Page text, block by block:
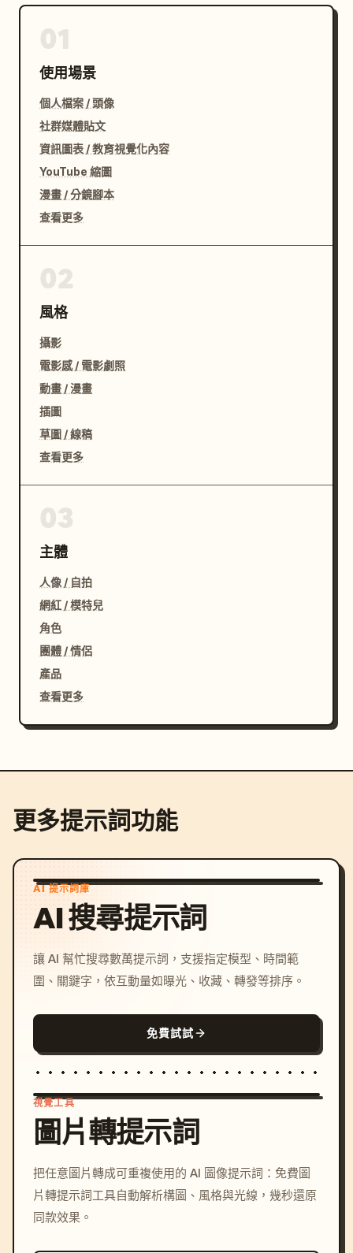
使用場景
個人檔案 / 頭像
社群媒體貼文
資訊圖表 / 教育視覺化內容
YouTube 縮圖
漫畫 / 分鏡腳本
查看更多
風格
攝影
電影感 / 電影劇照
動畫 / 漫畫
插圖
草圖 / 線稿
查看更多
主體
人像 / 自拍
網紅 / 模特兒
角色
團體 / 情侶
產品
查看更多
更多提示詞功能
AI 提示詞庫
AI 搜尋提示詞
讓 AI 幫忙搜尋數萬提示詞，支援指定模型、時間範
圍、關鍵字，依互動量如曝光、收藏、轉發等排序。
免費試試
c, cyberpunk sunset, neon
colors, 8k --v 6.0
視覺工具
圖片轉提示詞
把任意圖片轉成可重複使用的 AI 圖像提示詞：免費圖
片轉提示詞工具自動解析構圖、風格與光線，幾秒還原
同款效果。